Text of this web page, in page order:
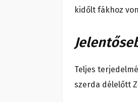
kidőlt fákhoz
Teljes
szerda délelőtt